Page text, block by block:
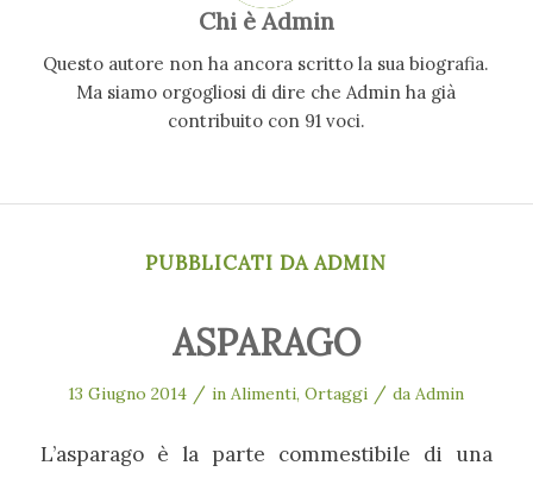
Chi è Admin
Questo autore non ha ancora scritto la sua biografia.
Ma siamo orgogliosi di dire che Admin ha già
contribuito con 91 voci.
PUBBLICATI DA ADMIN
ASPARAGO
13 Giugno 2014 / in Alimenti,Ortaggi / da Admin
L’asparago è la parte commestibile di una